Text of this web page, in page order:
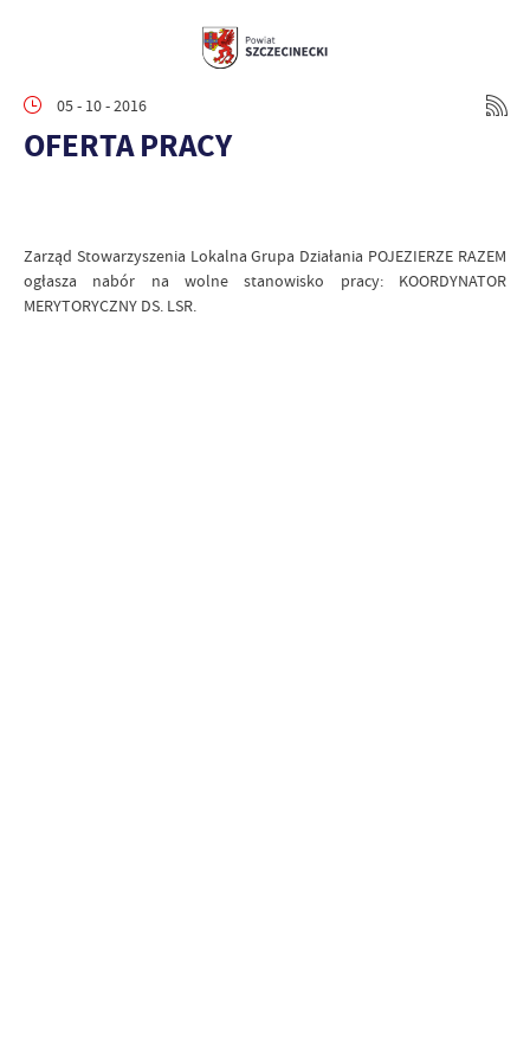
05 - 10 - 2016
OFERTA PRACY
Zarząd Stowarzyszenia Lokalna Grupa Działania POJEZIERZE RAZEM
ogłasza nabór na wolne stanowisko pracy: KOORDYNATOR
MERYTORYCZNY DS. LSR.